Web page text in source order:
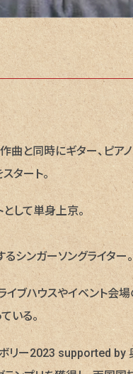
曲と同時にギター、ピア
タート。
して単身上京。
シンガーソングライター。
ブハウスやイベント会場
いる。
リー2023 supported by